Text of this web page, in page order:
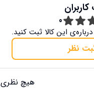
0
این کالا ثبت کنید.
نظر
هیچ نظری